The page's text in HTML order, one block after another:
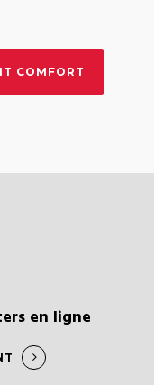
COMFORT
en ligne